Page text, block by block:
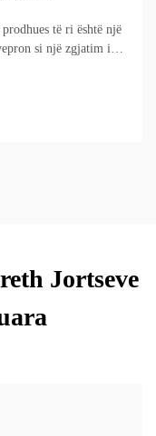
të ri është një
si një zgjatim i
Jortseve